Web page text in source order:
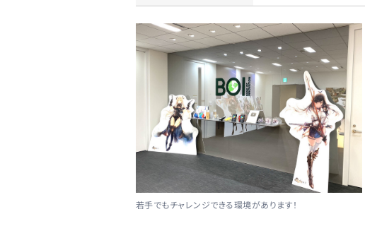
若手でもチャレンジできる環境があります！